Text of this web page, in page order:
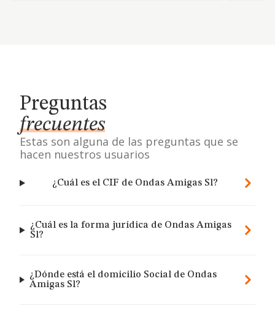
Preguntas
frecuentes
Estas son alguna de las preguntas que se
hacen nuestros usuarios
¿Cuál es el CIF de Ondas Amigas Sl?
¿Cuál es la forma jurídica de Ondas Amigas
Sl?
¿Dónde está el domicilio Social de Ondas
Amigas Sl?